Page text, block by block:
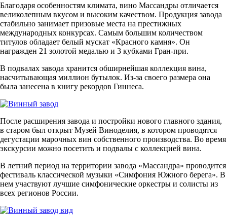
Благодаря особенностям климата, вино Массандры отличается
великолепным вкусом и высоким качеством. Продукция завода
стабильно занимает призовые места на престижных
международных конкурсах. Самым большим количеством
титулов обладает белый мускат «Красного камня». Он
награжден 21 золотой медалью и 3 кубками Гран-при.
В подвалах завода хранится обширнейшая коллекция вина,
насчитывающая миллион бутылок. Из-за своего размера она
была занесена в книгу рекордов Гиннеса.
После расширения завода и постройки нового главного здания,
в старом был открыт Музей Виноделия, в котором проводятся
дегустации марочных вин собственного производства. Во время
экскурсии можно посетить и подвалы с коллекцией вина.
В летний период на территории завода «Массандра» проводится
фестиваль классической музыки «Симфония Южного берега». В
нем участвуют лучшие симфонические оркестры и солисты из
всех регионов России.